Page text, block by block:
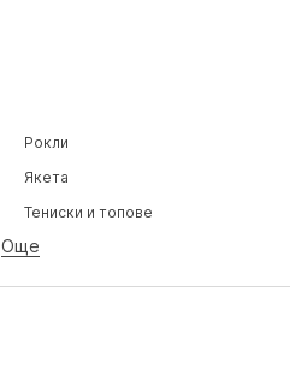
Рокли
Якета
Тениски и топове
Бельо
Блузи и туники
Още